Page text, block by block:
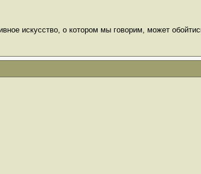
искусство, о котором мы говорим, может